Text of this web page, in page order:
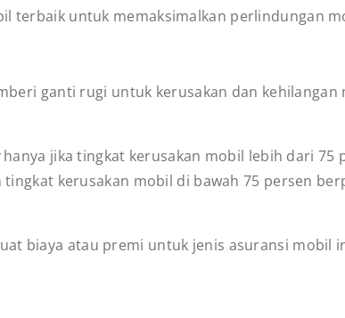
terbaik untuk memaksimalkan perlindungan
ganti rugi untuk kerusakan dan kehilangan
hanya jika tingkat kerusakan mobil lebih dari 75
kerusakan mobil di bawah 75 persen
biaya atau premi untuk jenis asuransi mobil